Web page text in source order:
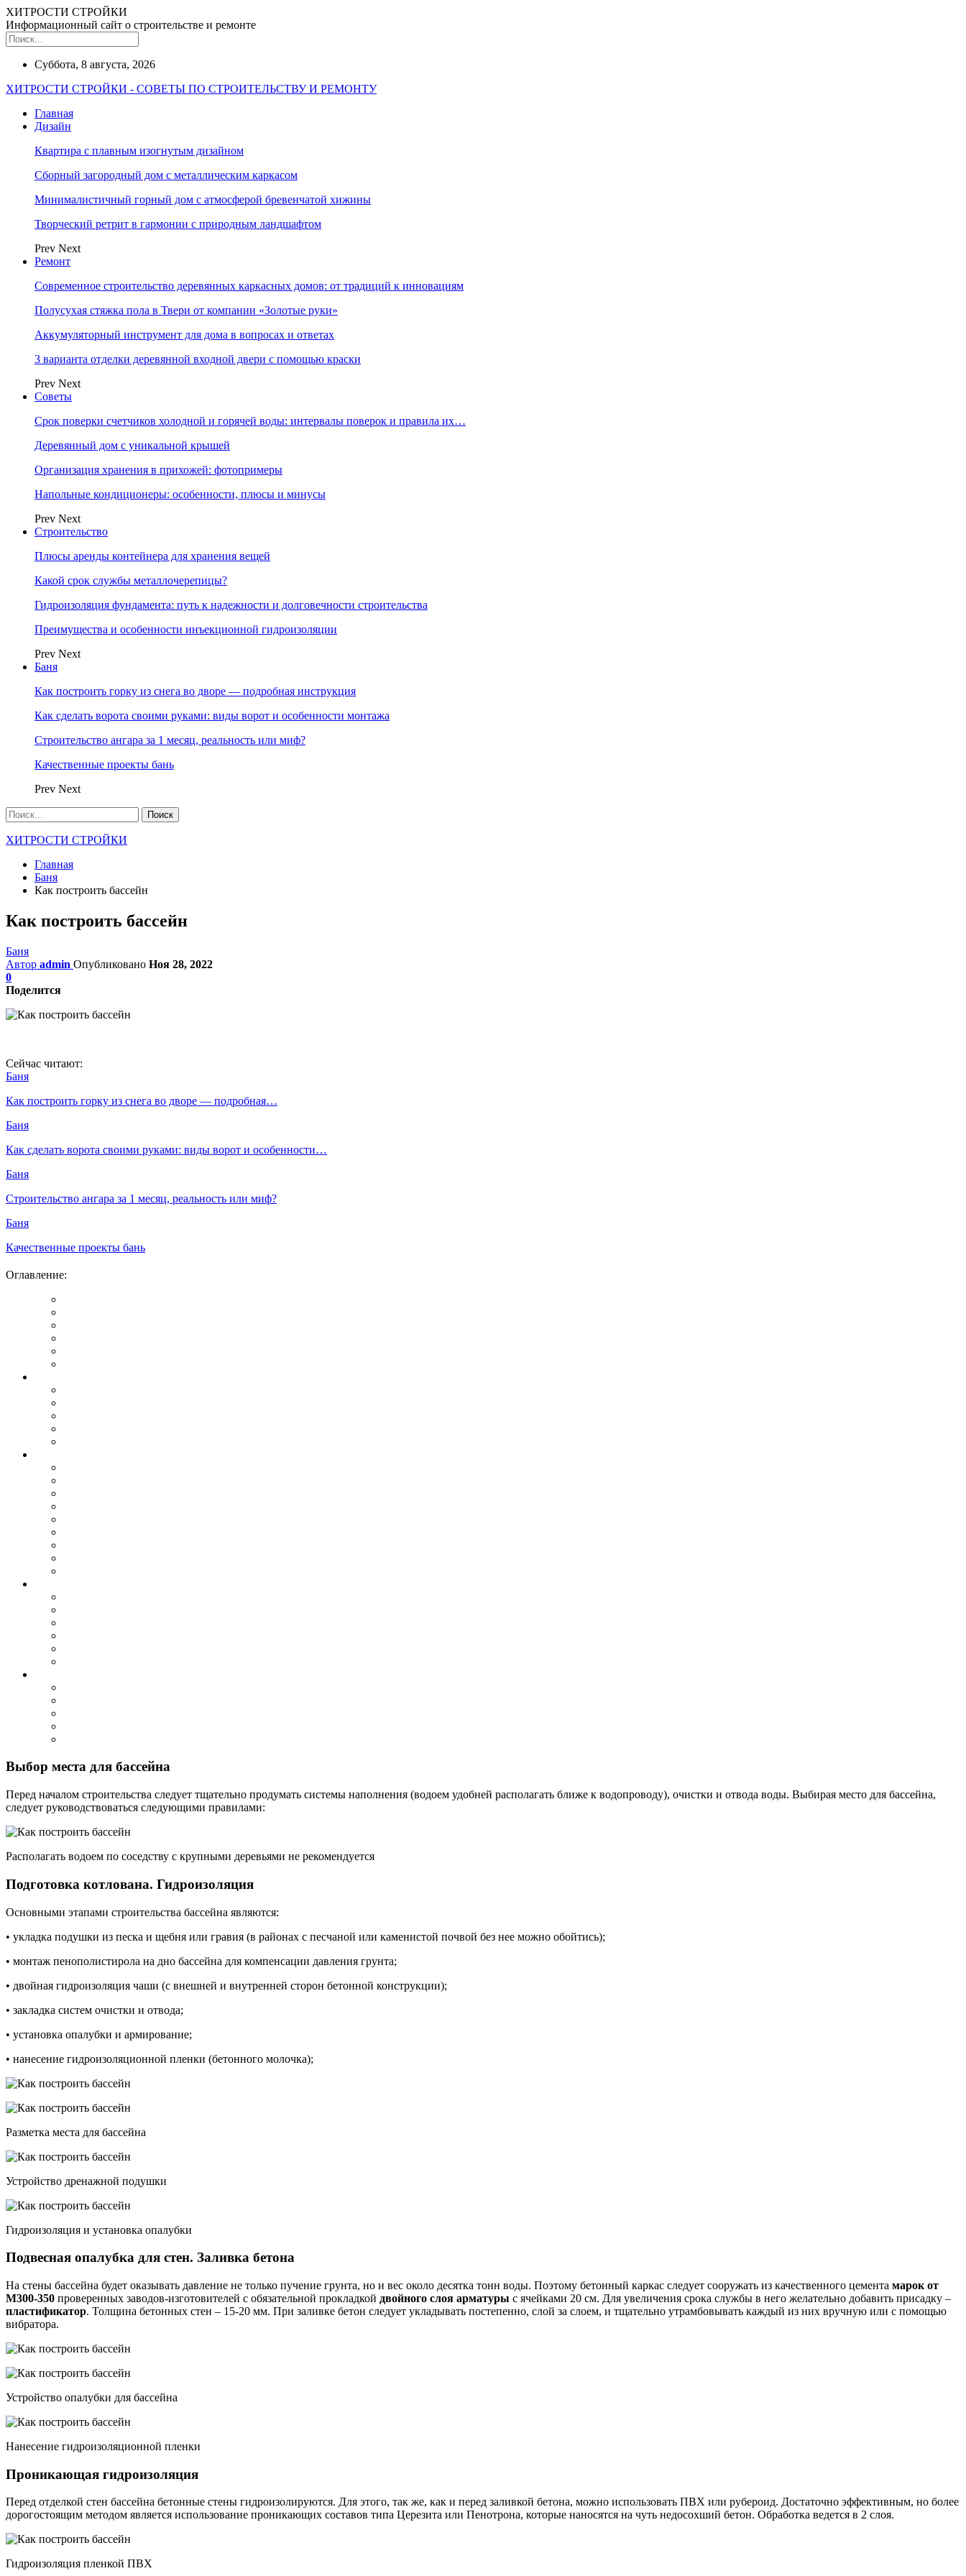
ХИТРОСТИ СТРОЙКИ
Информационный сайт о строительстве и ремонте
Суббота, 8 августа, 2026
ХИТРОСТИ СТРОЙКИ - СОВЕТЫ ПО СТРОИТЕЛЬСТВУ И РЕМОНТУ
Главная
Дизайн
Квартира с плавным изогнутым дизайном
Сборный загородный дом с металлическим каркасом
Минималистичный горный дом с атмосферой бревенчатой хижины
Творческий ретрит в гармонии с природным ландшафтом
Prev Next
Ремонт
Современное строительство деревянных каркасных домов: от традиций к инновациям
Полусухая стяжка пола в Твери от компании «Золотые руки»
Аккумуляторный инструмент для дома в вопросах и ответах
3 варианта отделки деревянной входной двери с помощью краски
Prev Next
Советы
Срок поверки счетчиков холодной и горячей воды: интервалы поверок и правила их…
Деревянный дом с уникальной крышей
Организация хранения в прихожей: фотопримеры
Напольные кондиционеры: особенности, плюсы и минусы
Prev Next
Строительство
Плюсы аренды контейнера для хранения вещей
Какой срок службы металлочерепицы?
Гидроизоляция фундамента: путь к надежности и долговечности строительства
Преимущества и особенности инъекционной гидроизоляции
Prev Next
Баня
Как построить горку из снега во дворе — подробная инструкция
Как сделать ворота своими руками: виды ворот и особенности монтажа
Строительство ангара за 1 месяц, реальность или миф?
Качественные проекты бань
Prev Next
ХИТРОСТИ СТРОЙКИ
Главная
Баня
Как построить бассейн
Как построить бассейн
Баня
Автор admin Опубликовано Ноя 28, 2022
0
Поделится
Сейчас читают:
Баня
Как построить горку из снега во дворе — подробная…
Баня
Как сделать ворота своими руками: виды ворот и особенности…
Баня
Строительство ангара за 1 месяц, реальность или миф?
Баня
Качественные проекты бань
Оглавление:
Выбор места для бассейна
Перед началом строительства следует тщательно продумать системы наполнения (водоем удобней располагать ближе к водопроводу), очистки и отвода воды. Выбирая место для бассейна,
следует руководствоваться следующими правилами:
Располагать водоем по соседству с крупными деревьями не рекомендуется
Подготовка котлована. Гидроизоляция
Основными этапами строительства бассейна являются:
• укладка подушки из песка и щебня или гравия (в районах с песчаной или каменистой почвой без нее можно обойтись);
• монтаж пенополистирола на дно бассейна для компенсации давления грунта;
• двойная гидроизоляция чаши (с внешней и внутренней сторон бетонной конструкции);
• закладка систем очистки и отвода;
• установка опалубки и армирование;
• нанесение гидроизоляционной пленки (бетонного молочка);
Разметка места для бассейна
Устройство дренажной подушки
Гидроизоляция и установка опалубки
Подвесная опалубка для стен. Заливка бетона
На стены бассейна будет оказывать давление не только пучение грунта, но и вес около десятка тонн воды. Поэтому бетонный каркас следует сооружать из качественного цемента марок от
М300-350 проверенных заводов-изготовителей с обязательной прокладкой двойного слоя арматуры с ячейками 20 см. Для увеличения срока службы в него желательно добавить присадку –
пластификатор. Толщина бетонных стен – 15-20 мм. При заливке бетон следует укладывать постепенно, слой за слоем, и тщательно утрамбовывать каждый из них вручную или с помощью
вибратора.
Устройство опалубки для бассейна
Нанесение гидроизоляционной пленки
Проникающая гидроизоляция
Перед отделкой стен бассейна бетонные стены гидроизолируются. Для этого, так же, как и перед заливкой бетона, можно использовать ПВХ или рубероид. Достаточно эффективным, но более
дорогостоящим методом является использование проникающих составов типа Церезита или Пенотрона, которые наносятся на чуть недосохший бетон. Обработка ведется в 2 слоя.
Гидроизоляция пленкой ПВХ